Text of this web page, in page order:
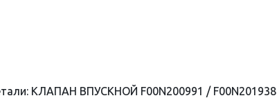
КЛАПАН ВПУСКНОЙ F00N200991 / F00N201938